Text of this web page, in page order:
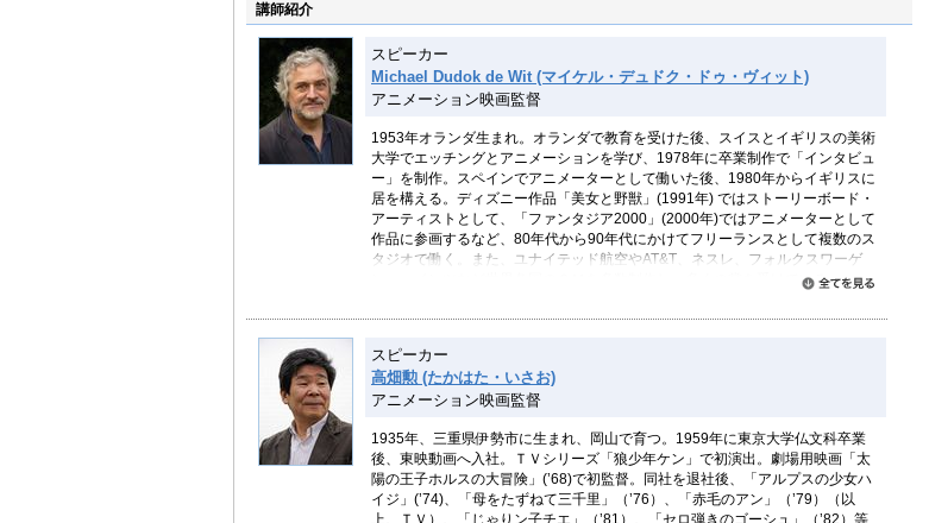
講師紹介
スピーカー
Michael Dudok de Wit (マイケル・デュドク・ドゥ・ヴィット)
アニメーション映画監督
1953年オランダ生まれ。オランダで教育を受けた後、スイスとイギリスの美術
大学でエッチングとアニメーションを学び、1978年に卒業制作で「インタビュ
ー」を制作。スペインでアニメーターとして働いた後、1980年からイギリスに
居を構える。ディズニー作品「美女と野獣」(1991年) ではストーリーボード・
アーティストとして、「ファンタジア2000」(2000年)ではアニメーターとして
作品に参画するなど、80年代から90年代にかけてフリーランスとして複数のス
タジオで働く。また、ユナイテッド航空やAT&T、ネスレ、フォルクスワーゲ
ン、ハインツなど世界各国のＣＭを多数制作し、多くの賞を受けている。
ようになる。1992年に「掃除屋トム」を制作、1994年に完成した「お坊さんと
も著名な作品「岸辺のふたり」（2000年）は米アカデミー賞短編アニメーショ
ン映画賞を受賞、アヌシー国際アニメーション映画祭ではグランプリを受賞。
2006年に「アロマ・オブ・ティー」を完成させた後、2016年に初の長編アニメ
児童向け絵本の文・イラストも手がけており、欧州や北米の美術大学・専門学
校等で授業や講義を行っている。
＜フィルモグラフィー＞
スピーカー
高畑勲 (たかはた・いさお)
アニメーション映画監督
1935年、三重県伊勢市に生まれ、岡山で育つ。1959年に東京大学仏文科卒業
後、東映動画へ入社。ＴＶシリーズ「狼少年ケン」で初演出。劇場用映画「太
陽の王子ホルスの大冒険」(’68)で初監督。同社を退社後、「アルプスの少女ハ
イジ」(’74)、「母をたずねて三千里」（’76）、「赤毛のアン」（’79）（以
上、ＴＶ）、「じゃりン子チエ」（’81）、「セロ弾きのゴーシュ」（’82）等